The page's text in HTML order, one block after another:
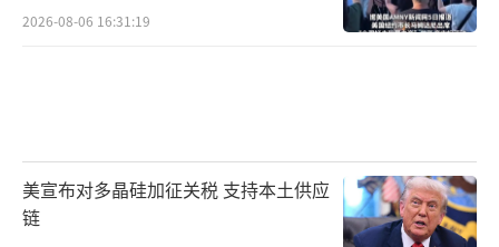
2026-08-06 16:31:19
美宣布对多晶硅加征关税 支持本土供应
链